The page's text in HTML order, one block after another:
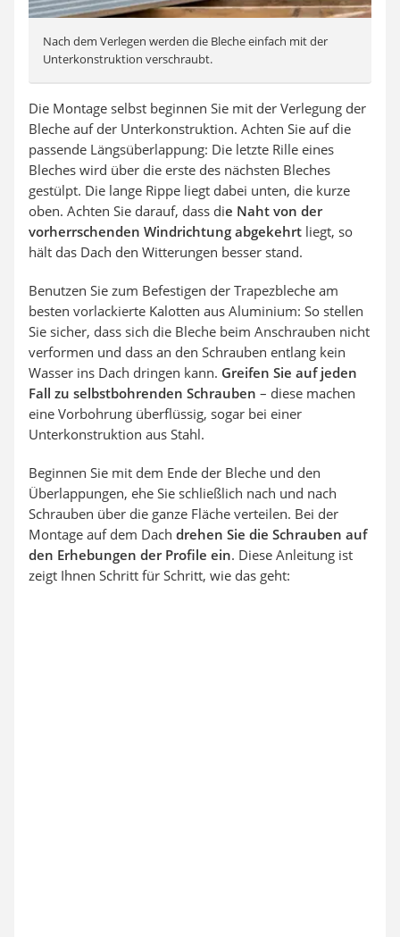
Nach dem Verlegen werden die Bleche einfach mit der
Unterkonstruktion verschraubt.
Die Montage selbst beginnen Sie mit der Verlegung der
Bleche auf der Unterkonstruktion. Achten Sie auf die
passende Längsüberlappung: Die letzte Rille eines
Bleches wird über die erste des nächsten Bleches
gestülpt. Die lange Rippe liegt dabei unten, die kurze
oben. Achten Sie darauf, dass die Naht von der
vorherrschenden Windrichtung abgekehrt liegt, so
hält das Dach den Witterungen besser stand.
Benutzen Sie zum Befestigen der Trapezbleche am
besten vorlackierte Kalotten aus Aluminium: So stellen
Sie sicher, dass sich die Bleche beim Anschrauben nicht
verformen und dass an den Schrauben entlang kein
Wasser ins Dach dringen kann. Greifen Sie auf jeden
Fall zu selbstbohrenden Schrauben – diese machen
eine Vorbohrung überflüssig, sogar bei einer
Unterkonstruktion aus Stahl.
Beginnen Sie mit dem Ende der Bleche und den
Überlappungen, ehe Sie schließlich nach und nach
Schrauben über die ganze Fläche verteilen. Bei der
Montage auf dem Dach drehen Sie die Schrauben auf
den Erhebungen der Profile ein. Diese Anleitung ist
zeigt Ihnen Schritt für Schritt, wie das geht: